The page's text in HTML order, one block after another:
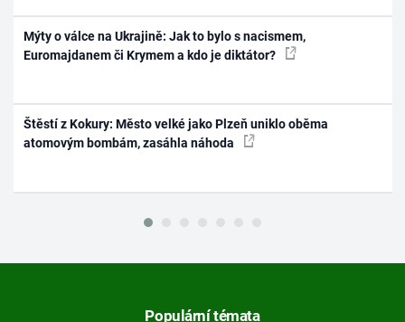
Mýty o válce na Ukrajině: Jak to bylo s nacismem,
Euromajdanem či Krymem a kdo je diktátor?
Štěstí z Kokury: Město velké jako Plzeň uniklo oběma
atomovým bombám, zasáhla náhoda
Populární témata